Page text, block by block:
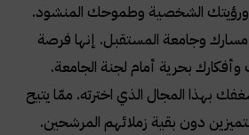
الشخصية وطموحك المنشود.
وجامعة المستقبل. إنها فرصة
بحرية أمام لجنة الجامعة.
بهذا المجال الذي اخترته. ممّا يتيح
دون بقية زملائهم المرشحين.